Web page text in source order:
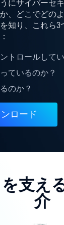
にサイバーセ
、どこでどの
知り、これら
トロールして
ているのか？
のか？
ロード
支え
介